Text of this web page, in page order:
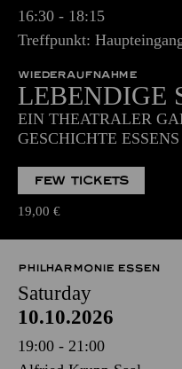
16:30 - 18:15
Treffpunkt:
WIEDERAUFNAHME
LEBENDIGE
EIN THEATRALER
GESCHICHTE ESSENS
FEW TICKETS
19,00 €
PHILHARMONIE ESSEN
Saturday
10.10.2026
19:00 - 21:00